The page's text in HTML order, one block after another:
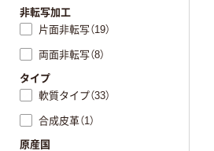
非転写加工
片面非転写（19）
両面非転写（8）
タイプ
軟質タイプ（33）
合成皮革（1）
原産国